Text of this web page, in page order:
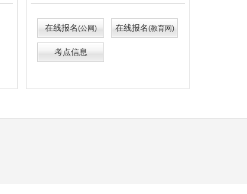
在线报名(公网) 在线报名(教育网)
考点信息